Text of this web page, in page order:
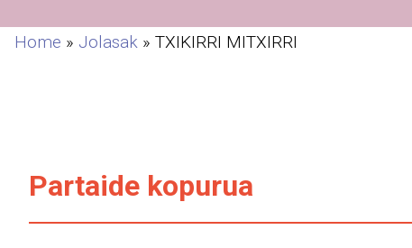
Home » Jolasak » TXIKIRRI MITXIRRI
Partaide kopurua